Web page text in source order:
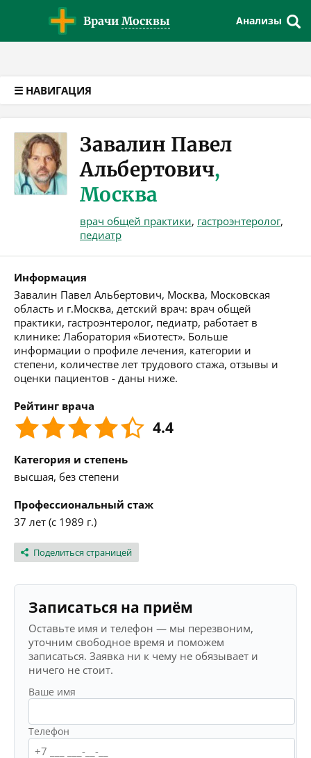
Врачи Москвы Анализы
☰ НАВИГАЦИЯ
Завалин Павел
Альбертович,
Москва
врач общей практики, гастроэнтеролог,
педиатр
Информация
Завалин Павел Альбертович, Москва, Московская
область и г.Москва, детский врач: врач общей
практики, гастроэнтеролог, педиатр, работает в
клинике: Лаборатория «Биотест». Больше
информации о профиле лечения, категории и
степени, количестве лет трудового стажа, отзывы и
оценки пациентов - даны ниже.
Рейтинг врача
4.4
Категория и степень
высшая, без степени
Профессиональный стаж
37 лет (с 1989 г.)
Поделиться страницей
Записаться на приём
Оставьте имя и телефон — мы перезвоним,
уточним свободное время и поможем
записаться. Заявка ни к чему не обязывает и
ничего не стоит.
Ваше имя
Телефон